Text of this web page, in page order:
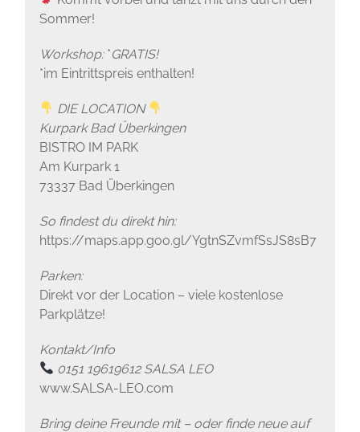
Sommer!
Workshop:*GRATIS!
*im Eintrittspreis enthalten!
DIE LOCATION
Kurpark Bad Überkingen
BISTRO IM PARK
Am Kurpark 1
73337 Bad Überkingen
So findest du direkt hin:
https://maps.app.goo.gl/YgtnSZvmfSsJS8sB7
Parken:
Direkt vor der Location – viele kostenlose
Parkplätze!
Kontakt/Info
0151 19619612 SALSA LEO
www.SALSA-LEO.com
Bring deine Freunde mit – oder finde neue auf